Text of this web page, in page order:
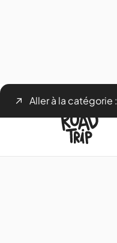
Aller à la catégorie :